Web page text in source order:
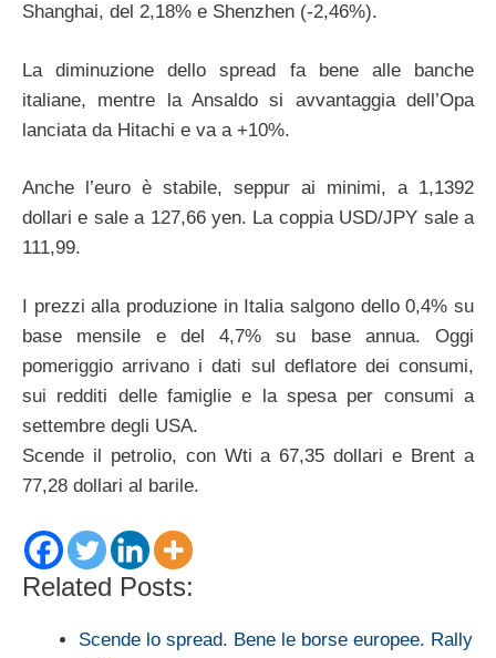
Shanghai, del 2,18% e Shenzhen (-2,46%).
La diminuzione dello spread fa bene alle banche
italiane, mentre la Ansaldo si avvantaggia dell’Opa
lanciata da Hitachi e va a +10%.
Anche l’euro è stabile, seppur ai minimi, a 1,1392
dollari e sale a 127,66 yen. La coppia USD/JPY sale a
111,99.
I prezzi alla produzione in Italia salgono dello 0,4% su
base mensile e del 4,7% su base annua. Oggi
pomeriggio arrivano i dati sul deflatore dei consumi,
sui redditi delle famiglie e la spesa per consumi a
settembre degli USA.
Scende il petrolio, con Wti a 67,35 dollari e Brent a
77,28 dollari al barile.
Related Posts:
Scende lo spread. Bene le borse europee. Rally